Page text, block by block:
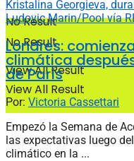
No Result
View All Result
No Result
View All Result
Londres:
climática
de París
Por: Victoria Cassettari
Empezó la Semana de
las expectativas luego
climático en la ...